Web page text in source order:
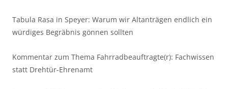
Tabula Rasa in Speyer: Warum wir Altanträgen endlich ein
würdiges Begräbnis gönnen sollten
Kommentar zum Thema Fahrradbeauftragte(r): Fachwissen
statt Drehtür-Ehrenamt